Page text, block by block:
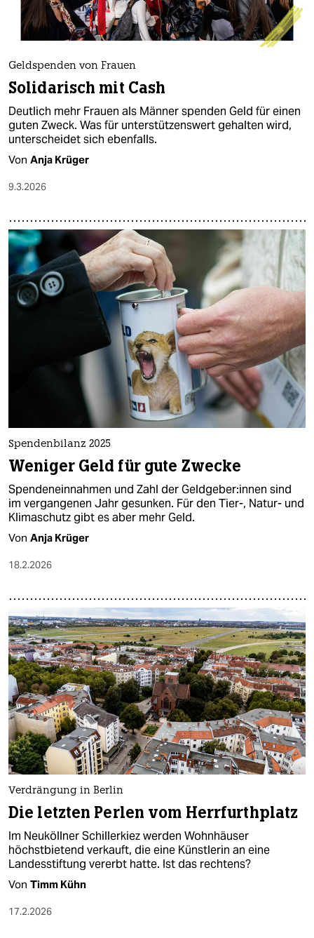
Geldspenden von Frauen
Solidarisch mit Cash
Deutlich mehr Frauen als Männer spenden Geld für einen
guten Zweck. Was für unterstützenswert gehalten wird,
unterscheidet sich ebenfalls.
Von Anja Krüger
9.3.2026
Spendenbilanz 2025
Weniger Geld für gute Zwecke
Spendeneinnahmen und Zahl der Geld­ge­be­r:in­nen sind
im vergangenen Jahr gesunken. Für den Tier-, Natur- und
Klimaschutz gibt es aber mehr Geld.
Von Anja Krüger
18.2.2026
Verdrängung in Berlin
Die letzten Perlen vom Herrfurthplatz
Im Neuköllner Schillerkiez werden Wohnhäuser
höchstbietend verkauft, die eine Künstlerin an eine
Landesstiftung vererbt hatte. Ist das rechtens?
Von Timm Kühn
17.2.2026